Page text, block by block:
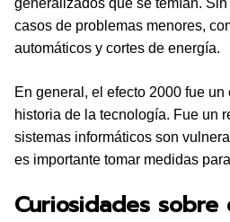
generalizados que se temían.
casos de problemas menores,
automáticos y cortes de energía.
En general, el efecto 2000 fue
historia de la tecnología. Fue un
sistemas informáticos son
es importante tomar medidas
Curiosidades sobre